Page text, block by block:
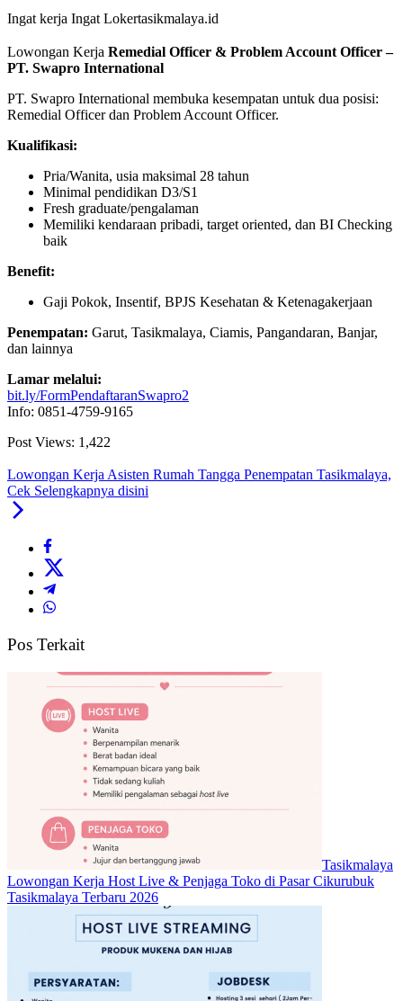
Ingat kerja Ingat Lokertasikmalaya.id
Lowongan Kerja Remedial Officer & Problem Account Officer –
PT. Swapro International
PT. Swapro International membuka kesempatan untuk dua posisi:
Remedial Officer dan Problem Account Officer.
Kualifikasi:
Pria/Wanita, usia maksimal 28 tahun
Minimal pendidikan D3/S1
Fresh graduate/pengalaman
Memiliki kendaraan pribadi, target oriented, dan BI Checking
baik
Benefit:
Gaji Pokok, Insentif, BPJS Kesehatan & Ketenagakerjaan
Penempatan: Garut, Tasikmalaya, Ciamis, Pangandaran, Banjar,
dan lainnya
Lamar melalui:
bit.ly/FormPendaftaranSwapro2
Info: 0851-4759-9165
Post Views: 1,422
Lowongan Kerja Asisten Rumah Tangga Penempatan Tasikmalaya,
Cek Selengkapnya disini
Pos Terkait
Tasikmalaya
Lowongan Kerja Host Live & Penjaga Toko di Pasar Cikurubuk
Tasikmalaya Terbaru 2026